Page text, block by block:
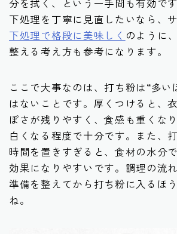
下処理を丁寧に見直したいなら、
下処理で格段に美味しく のように
整える考え方も参考になります。
ここで大事なのは、打ち粉は“多い
はないことです。厚くつけると、
ぽさが残りやすく、食感も重くな
白くなる程度で十分です。また、
時間を置きすぎると、食材の水分
効果になりやすいです。調理の流
準備を整えてから打ち粉に入るほ
ね。